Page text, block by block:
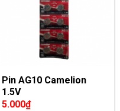
Pin AG10 Camelion
1.5V
5.000₫